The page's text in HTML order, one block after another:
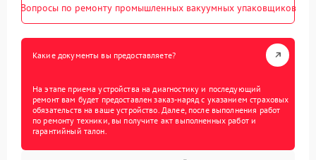
Вопросы по ремонту промышленных вакуумных упаковщиков
Какие документы вы предоставляете?
На этапе приема устройства на диагностику и последующий
ремонт вам будет предоставлен заказ-наряд с указанием страховых
обязательств на ваше устройство. Далее, после выполнения работ
по ремонту техники, вы получите акт выполненных работ и
гарантийный талон.